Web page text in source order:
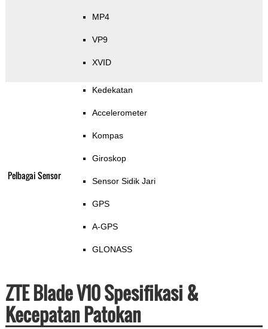
MP4
VP9
XVID
Pelbagai Sensor
Kedekatan
Accelerometer
Kompas
Giroskop
Sensor Sidik Jari
GPS
A-GPS
GLONASS
ZTE Blade V10 Spesifikasi &
Kecepatan Patokan